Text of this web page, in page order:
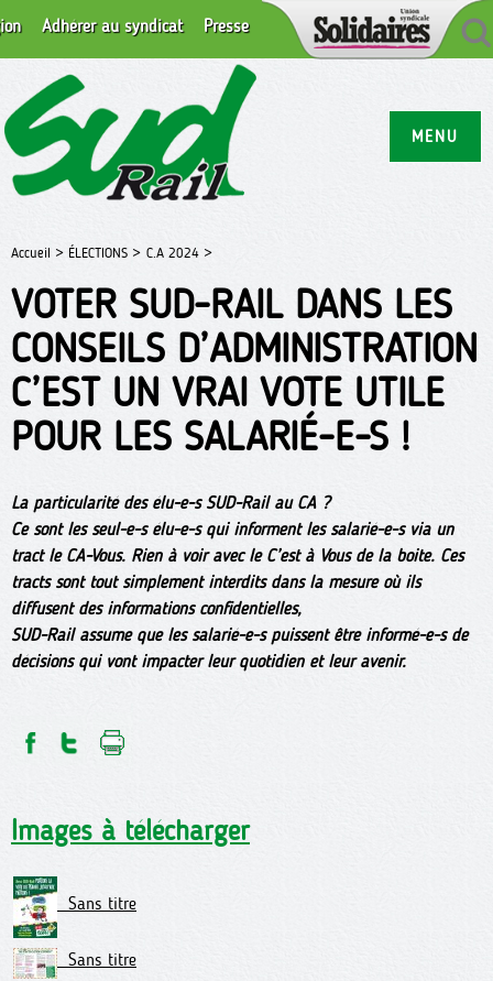
MENU
Adhérer au syndicat Presse
Accueil > ÉLECTIONS > C.A 2024 >
VOTER SUD-RAIL DANS LES
CONSEILS D’ADMINISTRATION
C’EST UN VRAI VOTE UTILE
POUR LES SALARIÉ-E-S !
La particularité des élu-e-s SUD-Rail au CA ?
Ce sont les seul-e-s élu-e-s qui informent les salarié-e-s via un
tract le CA-Vous. Rien à voir avec le C’est à Vous de la boite. Ces
tracts sont tout simplement interdits dans la mesure où ils
diffusent des informations confidentielles,
SUD-Rail assume que les salarié-e-s puissent être informé-e-s de
décisions qui vont impacter leur quotidien et leur avenir.
Images à télécharger
Sans titre
Sans titre